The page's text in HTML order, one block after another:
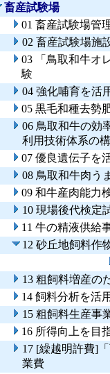
畜産試験場
01 畜産試験場管
02 畜産試験場施
03 「鳥取和牛オ
験
04 強化哺育を活
05 黒毛和種去勢
06 鳥取和牛の効
利用技術体系の
07 優良遺伝子を
08 鳥取和牛肉う
09 和牛産肉能力
10 現場後代検定
11 牛の精液供給
12 砂丘地飼料作
13 粗飼料増産の
14 飼料分析を活
15 粗飼料生産事
16 所得向上を目
17 [繰越明許費]
業費